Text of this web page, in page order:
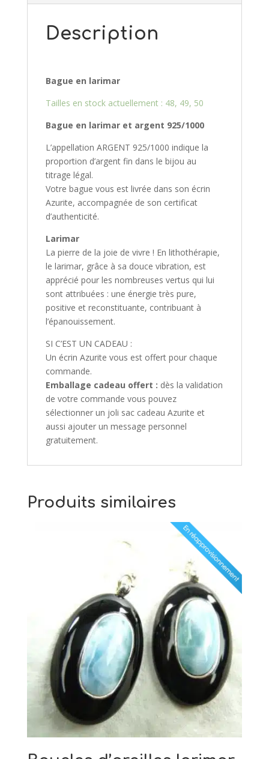
Description
Bague en larimar
Tailles en stock actuellement : 48, 49, 50
Bague en larimar et argent 925/1000
L’appellation ARGENT 925/1000 indique la
proportion d’argent fin dans le bijou au
titrage légal.
Votre bague vous est livrée dans son écrin
Azurite, accompagnée de son certificat
d’authenticité.
Larimar
La pierre de la joie de vivre ! En lithothérapie,
le larimar, grâce à sa douce vibration, est
apprécié pour les nombreuses vertus qui lui
sont attribuées : une énergie très pure,
positive et reconstituante, contribuant à
l’épanouissement.
SI C’EST UN CADEAU :
Un écrin Azurite vous est offert pour chaque
commande.
Emballage cadeau offert : dès la validation
de votre commande vous pouvez
sélectionner un joli sac cadeau Azurite et
aussi ajouter un message personnel
gratuitement.
Produits similaires